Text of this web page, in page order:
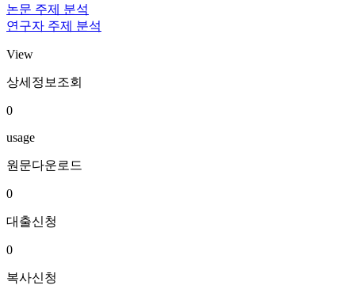
논문 주제 분석
연구자 주제 분석
View
상세정보조회
0
usage
원문다운로드
0
대출신청
0
복사신청